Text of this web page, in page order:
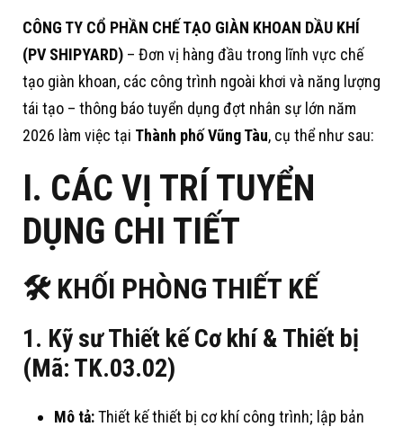
CÔNG TY CỔ PHẦN CHẾ TẠO GIÀN KHOAN DẦU KHÍ
(PV SHIPYARD) – Đơn vị hàng đầu trong lĩnh vực chế
tạo giàn khoan, các công trình ngoài khơi và năng lượng
tái tạo – thông báo tuyển dụng đợt nhân sự lớn năm
2026 làm việc tại Thành phố Vũng Tàu, cụ thể như sau:
I. CÁC VỊ TRÍ TUYỂN
DỤNG CHI TIẾT
🛠️ KHỐI PHÒNG THIẾT KẾ
1. Kỹ sư Thiết kế Cơ khí & Thiết bị
(Mã: TK.03.02)
Mô tả:Thiết kế thiết bị cơ khí công trình; lập bản